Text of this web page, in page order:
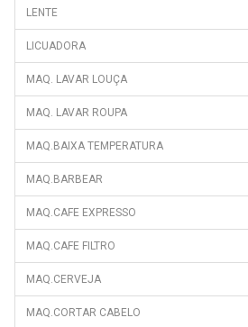
LENTE
LICUADORA
MAQ. LAVAR LOUÇA
MAQ. LAVAR ROUPA
MAQ.BAIXA TEMPERATURA
MAQ.BARBEAR
MAQ.CAFE EXPRESSO
MAQ.CAFE FILTRO
MAQ.CERVEJA
MAQ.CORTAR CABELO